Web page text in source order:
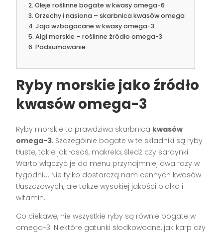
Oleje roślinne bogate w kwasy omega-6
Orzechy i nasiona – skarbnica kwasów omega
Jaja wzbogacane w kwasy omega-3
Algi morskie – roślinne źródło omega-3
Podsumowanie
Ryby morskie jako źródło
kwasów omega-3
Ryby morskie to prawdziwa skarbnica kwasów
omega-3. Szczególnie bogate w te składniki są ryby
tłuste, takie jak łosoś, makrela, śledź czy sardynki.
Warto włączyć je do menu przynajmniej dwa razy w
tygodniu. Nie tylko dostarczą nam cennych kwasów
tłuszczowych, ale także wysokiej jakości białka i
witamin.
Co ciekawe, nie wszystkie ryby są równie bogate w
omega-3. Niektóre gatunki słodkowodne, jak karp czy